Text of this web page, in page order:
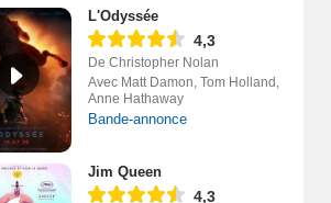
L'Odyssée
4,3
De Christopher Nolan
Avec Matt Damon, Tom Holland,
Anne Hathaway
Bande-annonce
Jim Queen
4,3